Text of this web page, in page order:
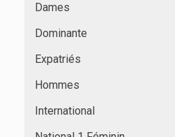
Dames
Dominante
Expatriés
Hommes
International